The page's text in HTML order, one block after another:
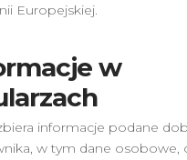
Europejskiej.
w
informacje podane
w tym dane osobowe,